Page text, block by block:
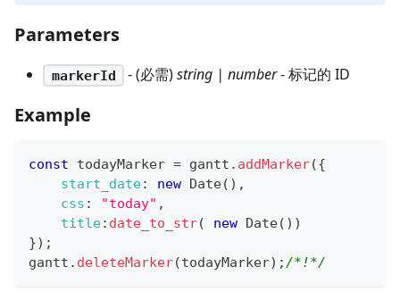
Parameters
markerId - (必需)string | number- 标记的 ID
Example
const todayMarker = gantt . addMarker({
start_date: new Date( ) ,
css : "today" ,
title: date_to_str( new Date( ) )
}) ;
gantt . deleteMarker(todayMarker) ;/*!*/